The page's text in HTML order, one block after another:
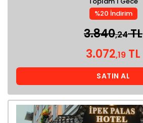
%20 İndirim
3.840,24TL
3.072,19 TL
SATIN AL